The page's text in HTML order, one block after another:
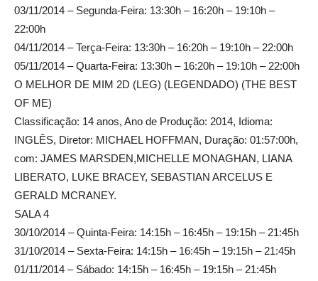
03/11/2014 – Segunda-Feira: 13:30h – 16:20h – 19:10h –
22:00h
04/11/2014 – Terça-Feira: 13:30h – 16:20h – 19:10h – 22:00h
05/11/2014 – Quarta-Feira: 13:30h – 16:20h – 19:10h – 22:00h
O MELHOR DE MIM 2D (LEG) (LEGENDADO) (THE BEST
OF ME)
Classificação: 14 anos, Ano de Produção: 2014, Idioma:
INGLÊS, Diretor: MICHAEL HOFFMAN, Duração: 01:57:00h,
com: JAMES MARSDEN,MICHELLE MONAGHAN, LIANA
LIBERATO, LUKE BRACEY, SEBASTIAN ARCELUS E
GERALD MCRANEY.
SALA 4
30/10/2014 – Quinta-Feira: 14:15h – 16:45h – 19:15h – 21:45h
31/10/2014 – Sexta-Feira: 14:15h – 16:45h – 19:15h – 21:45h
01/11/2014 – Sábado: 14:15h – 16:45h – 19:15h – 21:45h